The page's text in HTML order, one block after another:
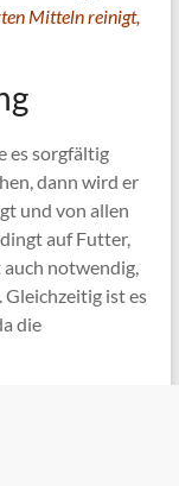
Mitteln reinigt,
es sorgfältig
dann wird er
und von allen
auf Futter,
auch notwendig,
Gleichzeitig ist es
die